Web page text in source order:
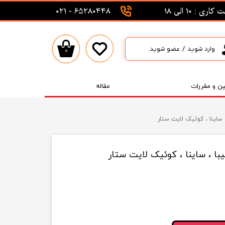
و مقررات مقاله
: 10 الی 18 65280448 - 021
۰ وارد شوید / عضو شوید
حساب کاربری من
تغییر گذر واژه
خروج از حساب کاربری